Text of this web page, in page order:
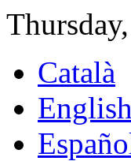
Català
English